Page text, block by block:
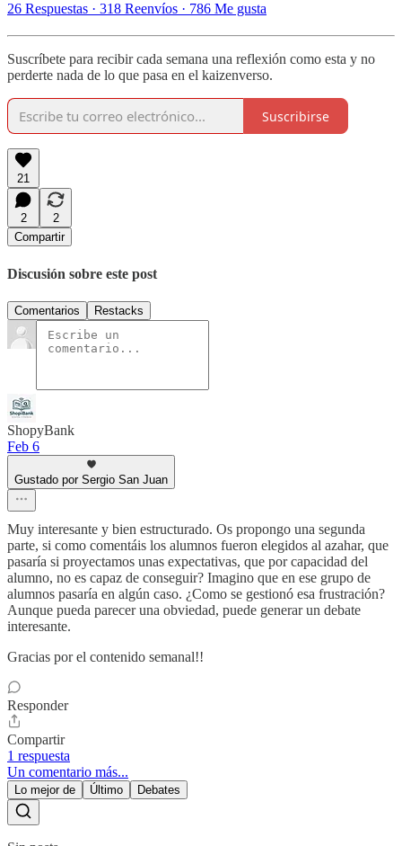
26 Respuestas · 318 Reenvíos · 786 Me gusta
Suscríbete para recibir cada semana una reflexión como esta y no
perderte nada de lo que pasa en el kaizenverso.
Suscribirse
21
2
2
Compartir
Discusión sobre este post
Comentarios Restacks
ShopyBank
Feb 6
Gustado por Sergio San Juan
Muy interesante y bien estructurado. Os propongo una segunda
parte, si como comentáis los alumnos fueron elegidos al azahar, que
pasaría si proyectamos unas expectativas, que por capacidad del
alumno, no es capaz de conseguir? Imagino que en ese grupo de
alumnos pasaría en algún caso. ¿Como se gestionó esa frustración?
Aunque pueda parecer una obviedad, puede generar un debate
interesante.
Gracias por el contenido semanal!!
Responder
Compartir
1 respuesta
Un comentario más...
Lo mejor de Último Debates